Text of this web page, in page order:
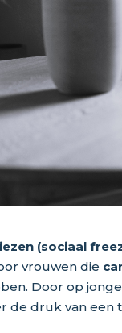
(sociaal
vrouwen die
Door op
de druk van een